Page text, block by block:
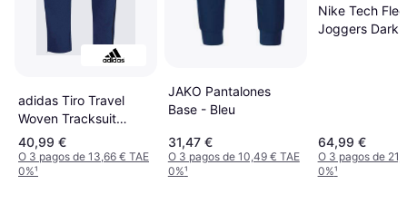
adidas Tiro Travel
Woven Tracksuit
Pants - Marino
40,99 €
O 3 pagos de 13,66 € TAE
0%¹
JAKO Pantalones
Base - Bleu
31,47 €
O 3 pagos de 10,49 € TAE
0%¹
Nike Tech
Joggers Dark
64,99 €
O 3 pagos de
0%¹